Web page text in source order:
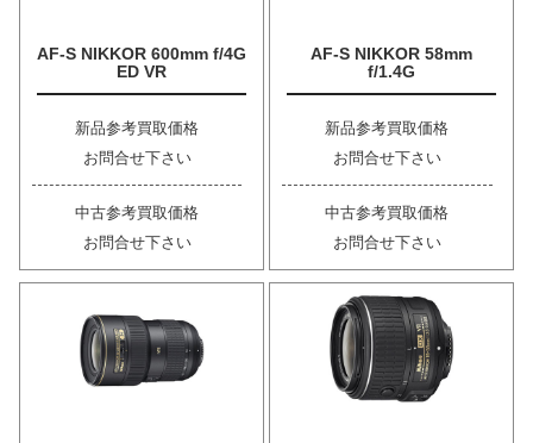
AF-S NIKKOR 600mm f/4G
ED VR
新品参考買取価格
お問合せ下さい
中古参考買取価格
お問合せ下さい
AF-S NIKKOR 58mm
f/1.4G
新品参考買取価格
お問合せ下さい
中古参考買取価格
お問合せ下さい